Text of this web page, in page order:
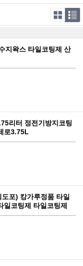
지왁스 타일코팅제 산
리터 정전기방지코팅
로3.75L
포) 캉가루정품 타일
일코팅제 타일코팅제